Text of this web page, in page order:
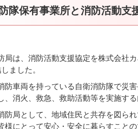
隊保有事業所と消防活動支
局は、消防活動支援協定を株式会社
ました。
防車両を持っている自衛消防隊で災
、消火、救急、救助活動等を実施する
防局として、地域住民と共存を図ら
様にとって安心・安全に暮らすこと